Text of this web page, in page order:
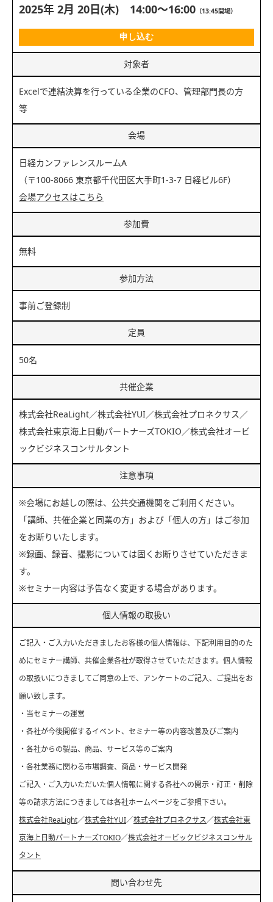
2025年 2月 20日(木) 14:00～16:00 （13:45開場）
申し込む
対象者
Excelで連結決算を行っている企業のCFO、管理部門長の方
等
会場
日経カンファレンスルームA
（〒100-8066 東京都千代田区大手町1-3-7 日経ビル6F）
会場アクセスはこちら
参加費
無料
参加方法
事前ご登録制
定員
50名
共催企業
株式会社ReaLight／株式会社YUI／株式会社プロネクサス／
株式会社東京海上日動パートナーズTOKIO／株式会社オービ
ックビジネスコンサルタント
注意事項
※会場にお越しの際は、公共交通機関をご利用ください。
「講師、共催企業と同業の方」および「個人の方」はご参加
をお断りいたします。
※録画、録音、撮影については固くお断りさせていただきま
す。
※セミナー内容は予告なく変更する場合があります。
個人情報の取扱い
ご記入・ご入力いただきましたお客様の個人情報は、下記利用目的のた
めにセミナー講師、共催企業各社が取得させていただきます。個人情報
の取扱いにつきましてご同意の上で、アンケートのご記入、ご提出をお
願い致します。
・当セミナーの運営
・各社が今後開催するイベント、セミナー等の内容改善及びご案内
・各社からの製品、商品、サービス等のご案内
・各社業務に関わる市場調査、商品・サービス開発
ご記入・ご入力いただいた個人情報に関する各社への開示・訂正・削除
等の請求方法につきましては各社ホームページをご参照下さい。
株式会社ReaLight／株式会社YUI／株式会社プロネクサス ／株式会社東
京海上日動パートナーズTOKIO／株式会社オービックビジネスコンサル
タント
問い合わせ先